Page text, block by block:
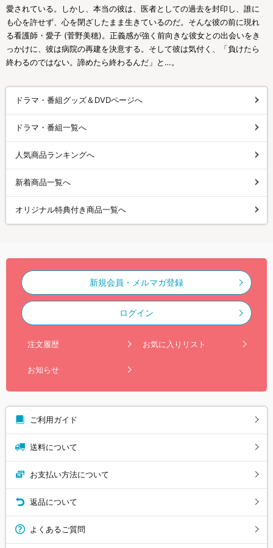
愛されている。しかし、本当の彼は、医者としての過去を封印し、誰に
も心を許せず、心を閉ざしたまま生きているのだ。そんな彼の前に現れ
る看護師・愛子 (菅野美穂)。正義感が強く前向きな彼女との出会いをき
っかけに、彼は病院の再建を決意する。そして彼は気付く、「負けたら
終わるのではない。諦めたら終わるんだ」と…。
ドラマ・番組グッズ＆DVDページへ
ドラマ・番組一覧へ
人気商品ランキングへ
新着商品一覧へ
オリジナル特典付き商品一覧へ
新規会員・メルマガ登録
ログイン
注文履歴 お気に入りリスト
お知らせ
ご利用ガイド
送料について
お支払い方法について
返品について
よくあるご質問